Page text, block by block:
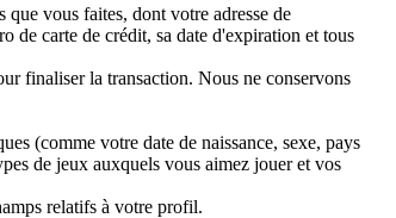
vous faites, dont votre adresse de
de carte de crédit, sa date d'expiration et tous
finaliser la transaction. Nous ne conservons
(comme votre date de naissance, sexe, pays
de jeux auxquels vous aimez jouer et vos
relatifs à votre profil.